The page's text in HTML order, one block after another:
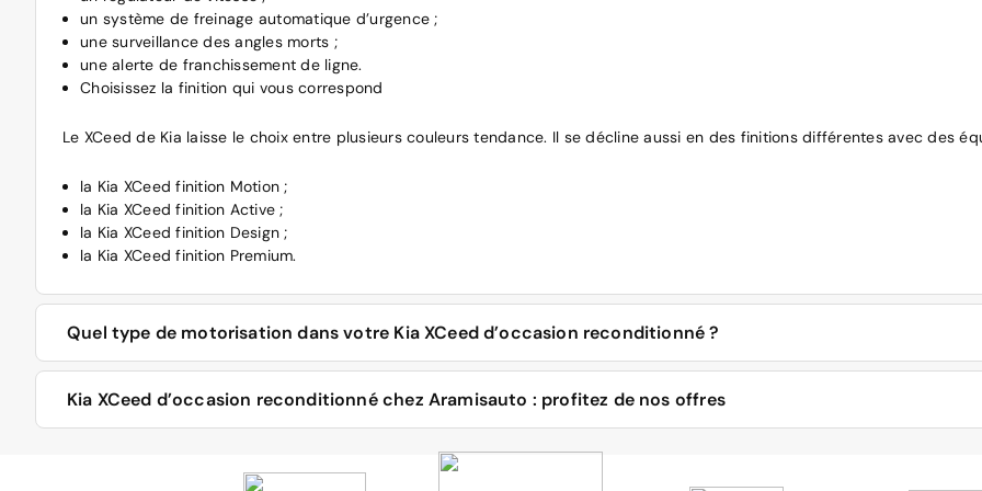
un système de freinage automatique d’urgence ;
une surveillance des angles morts ;
une alerte de franchissement de ligne.
Choisissez la finition qui vous correspond
Le XCeed de Kia laisse le choix entre plusieurs couleurs tendance. Il se décline aussi en des finitions différentes avec des
la Kia XCeed finition Motion ;
la Kia XCeed finition Active ;
la Kia XCeed finition Design ;
la Kia XCeed finition Premium.
Quel type de motorisation dans votre Kia XCeed d’occasion reconditionné ?
Afin de répondre à tous les besoins, le modèle Kia XCeed est animé par plusieurs déclinaisons de motorisation. Dans tous
La version Kia XCeed hybride Rechargeable se distingue par son bloc GDI PHEV 1,6 litre haute puissance associé à un
Kia XCeed d’occasion reconditionné chez Aramisauto : profitez de nos offres